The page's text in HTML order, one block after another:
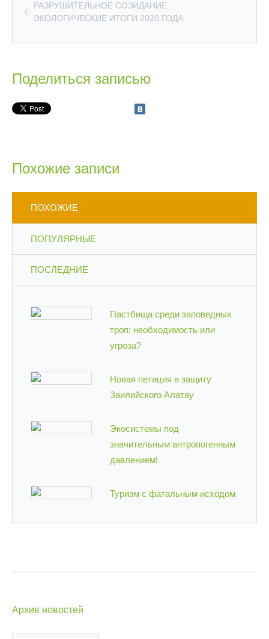
РАЗРУШИТЕЛЬНОЕ СОЗИДАНИЕ.
ЭКОЛОГИЧЕСКИЕ ИТОГИ 2020 ГОДА
Поделиться записью
Похожие записи
ПОХОЖИЕ
ПОПУЛЯРНЫЕ
ПОСЛЕДНИЕ
Пастбища среди заповедных
троп: необходимость или
угроза?
Новая петиция в защиту
Заилийского Алатау
Экосистемы под
значительным антропогенным
давлением!
Туризм с фатальным исходом
Архив новостей